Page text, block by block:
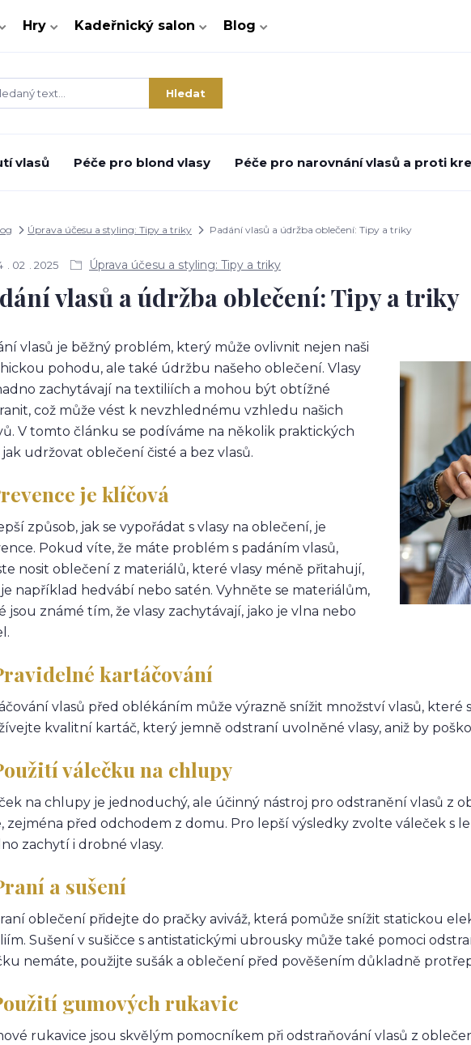
Hry Kadeřnický salon Blog
Hledat
vlasů Péče pro blond vlasy Péče pro narovnání vlasů a proti
Úprava účesu a styling: Tipy a triky Padání vlasů a údržba oblečení: Tipy a triky
02 2025 Úprava účesu a styling: Tipy a triky
vlasů a údržba oblečení: Tipy a triky
vlasů je běžný problém, který může ovlivnit nejen naši
pohodu, ale také údržbu našeho oblečení. Vlasy
zachytávají na textiliích a mohou být obtížné
což může vést k nevzhlednému vzhledu našich
V tomto článku se podíváme na několik praktických
udržovat oblečení čisté a bez vlasů.
je klíčová
způsob, jak se vypořádat s vlasy na oblečení, je
Pokud víte, že máte problém s padáním vlasů,
nosit oblečení z materiálů, které vlasy méně přitahují,
například hedvábí nebo satén. Vyhněte se materiálům,
jsou známé tím, že vlasy zachytávají, jako je vlna nebo
kartáčování
vlasů před oblékáním může výrazně snížit množství vlasů, které
kvalitní kartáč, který jemně odstraní uvolněné vlasy, aniž by
válečku na chlupy
na chlupy je jednoduchý, ale účinný nástroj pro odstranění vlasů z
zejména před odchodem z domu. Pro lepší výsledky zvolte váleček s
zachytí i drobné vlasy.
a sušení
oblečení přidejte do pračky aviváž, která pomůže snížit statickou
Sušení v sušičce s antistatickými ubrousky může také pomoci
nemáte, použijte sušák a oblečení před pověšením důkladně
gumových rukavic
rukavice jsou skvělým pomocníkem při odstraňování vlasů z